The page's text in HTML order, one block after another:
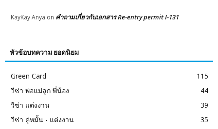
KayKay Anya on คำถามเกี่ยวกับเอกสาร Re-entry permit I-131
หัวข้อบทความ ยอดนิยม
Green Card
115
วีซ่า พ่อแม่ลูก พี่น้อง
44
วีซ่า แต่งงาน
39
วีซ่า คู่หมั้น - แต่งงาน
35